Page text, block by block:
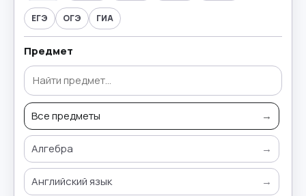
ЕГЭ ОГЭ ГИА
Предмет
Все предметы →
Алгебра →
Английский язык →